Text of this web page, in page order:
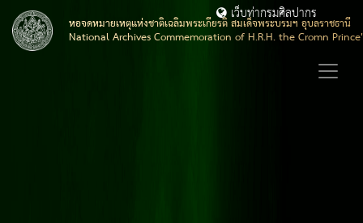
หอจดหมายเหตุแห่งชาติเฉลิมพระเกียรติ สมเด็จพระบรมฯ อุบลราชธานี
National Archives Commemoration of H.R.H. the Cromn
เว็บท่ากรมศิลปากร